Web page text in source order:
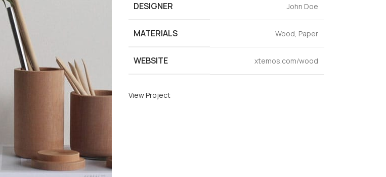
DESIGNER John Doe
MATERIALS Wood, Paper
WEBSITE xtemos.com/wood
View Project